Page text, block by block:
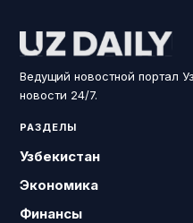
Ведущий новостной портал
новости 24/7.
РАЗДЕЛЫ
Узбекистан
Экономика
Финансы